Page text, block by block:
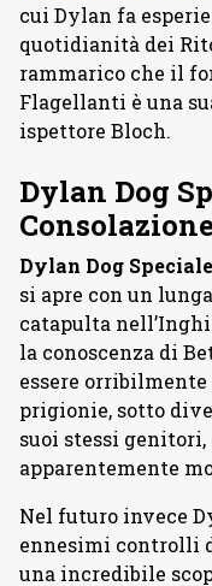
cui Dylan fa
quotidianità dei
rammarico che il
Flagellanti è una
ispettore Bloch.
Dylan Dog
Consolazione
Dylan Dog
si apre con un
catapulta
la conoscenza di
essere orribilmente
prigionie, sotto
suoi stessi genitori,
apparentemente
Nel futuro invece
ennesimi controlli
una incredibile